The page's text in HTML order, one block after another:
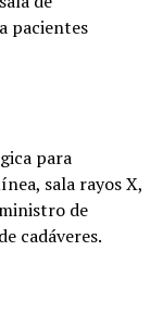
pacientes
para
sala rayos X,
de
cadáveres.